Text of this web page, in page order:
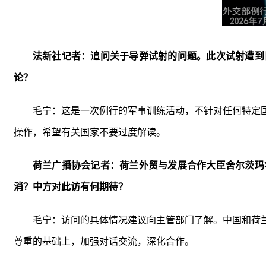
法新社记者：追问关于导弹试射的问题。此次试射遭
论？
毛宁：这是一次例行的军事训练活动，不针对任何特
操作，希望有关国家不要过度解读。
荷兰广播协会记者：荷兰外贸与发展合作大臣舍尔茨
消？中方对此访有何期待？
毛宁：访问的具体情况建议向主管部门了解。中国和
尊重的基础上，加强对话交流，深化合作。